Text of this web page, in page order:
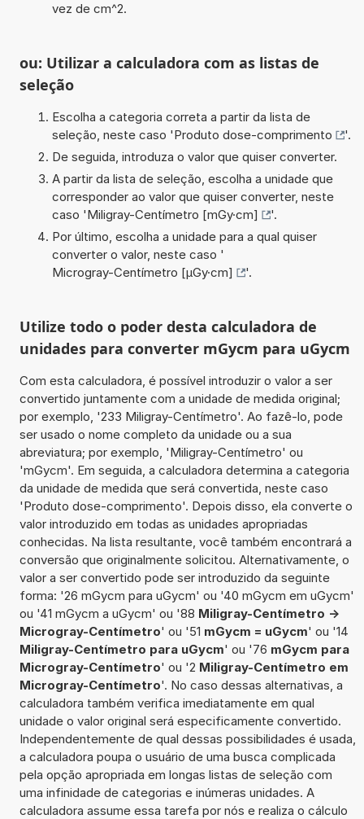
vez de cm^2.
ou: Utilizar a calculadora com as listas de
seleção
Escolha a categoria correta a partir da lista de
seleção, neste caso 'Produto dose-comprimento
'.
De seguida, introduza o valor que quiser converter.
A partir da lista de seleção, escolha a unidade que
corresponder ao valor que quiser converter, neste
caso 'Miligray-Centímetro [mGy·cm]
'.
Por último, escolha a unidade para a qual quiser
converter o valor, neste caso '
Microgray-Centímetro [µGy·cm]
'.
Utilize todo o poder desta calculadora de
unidades para converter mGycm para uGycm
Com esta calculadora, é possível introduzir o valor a ser
convertido juntamente com a unidade de medida original;
por exemplo, '233 Miligray-Centímetro'. Ao fazê-lo, pode
ser usado o nome completo da unidade ou a sua
abreviatura; por exemplo, 'Miligray-Centímetro' ou
'mGycm'. Em seguida, a calculadora determina a categoria
da unidade de medida que será convertida, neste caso
'Produto dose-comprimento'. Depois disso, ela converte o
valor introduzido em todas as unidades apropriadas
conhecidas. Na lista resultante, você também encontrará a
conversão que originalmente solicitou. Alternativamente, o
valor a ser convertido pode ser introduzido da seguinte
forma: '26 mGycm para uGycm' ou '40 mGycm em uGycm'
ou '41 mGycm a uGycm' ou '88 Miligray-Centímetro ->
Microgray-Centímetro' ou '51 mGycm = uGycm' ou '14
Miligray-Centímetro para uGycm' ou '76 mGycm para
Microgray-Centímetro' ou '2 Miligray-Centímetro em
Microgray-Centímetro'. No caso dessas alternativas, a
calculadora também verifica imediatamente em qual
unidade o valor original será especificamente convertido.
Independentemente de qual dessas possibilidades é usada,
a calculadora poupa o usuário de uma busca complicada
pela opção apropriada em longas listas de seleção com
uma infinidade de categorias e inúmeras unidades. A
calculadora assume essa tarefa por nós e realiza o cálculo